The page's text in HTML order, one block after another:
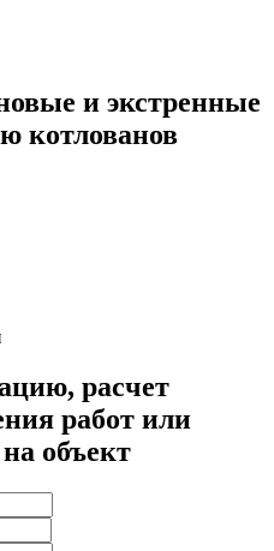
и экстренные
котлованов
расчет
работ или
объект